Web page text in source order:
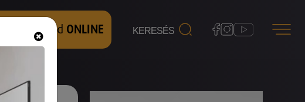
és nézd ONLINE